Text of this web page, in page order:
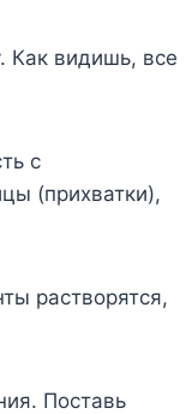
видишь, все
с
(прихватки),
растворятся,
Поставь